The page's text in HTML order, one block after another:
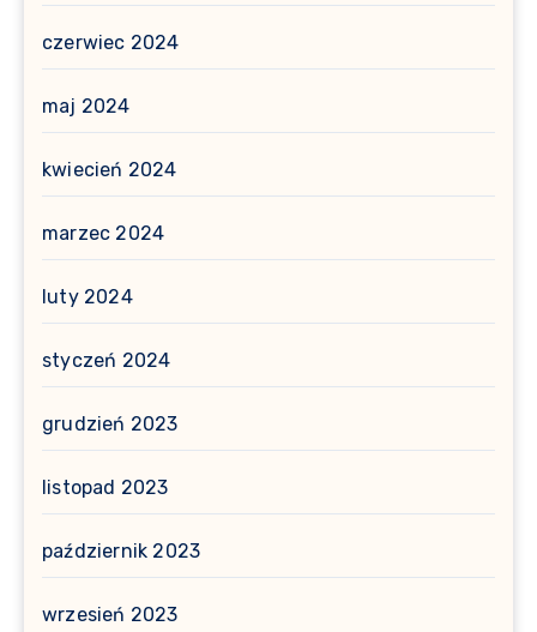
czerwiec 2024
maj 2024
kwiecień 2024
marzec 2024
luty 2024
styczeń 2024
grudzień 2023
listopad 2023
październik 2023
wrzesień 2023